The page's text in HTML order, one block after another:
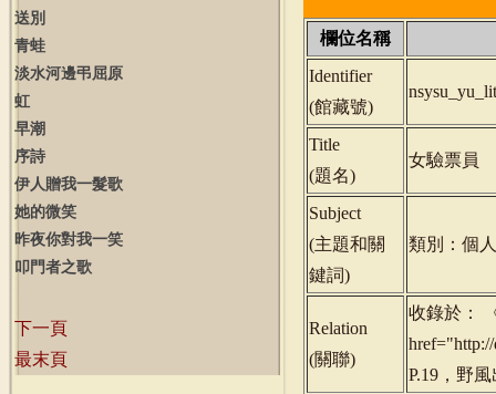
送別
青蛙
淡水河邊弔屈原
虹
早潮
序詩
伊人贈我一髮歌
她的微笑
昨夜你對我一笑
叩門者之歌
下一頁
最末頁
欄位名稱
Identifier
(館藏號)
Title
(題名)
女驗票員
Subject
(主題和關
鍵詞)
類別：個
Relation
(關聯)
收錄於：
P.19，野